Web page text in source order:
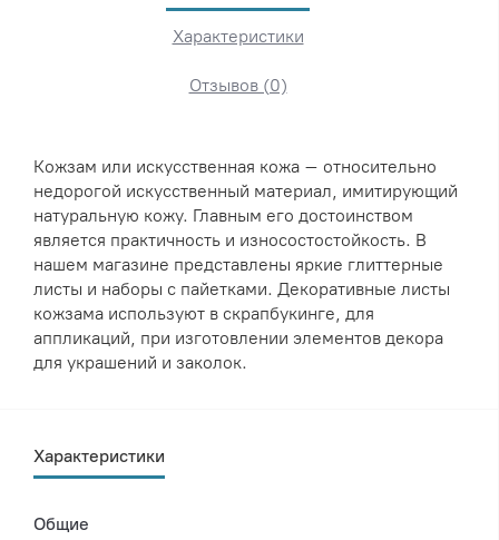
Характеристики
Отзывов (0)
Кожзам или искусственная кожа – относительно
недорогой искусственный материал, имитирующий
натуральную кожу. Главным его достоинством
является практичность и износостостойкость. В
нашем магазине представлены яркие глиттерные
листы и наборы с пайетками. Декоративные листы
кожзама используют в скрапбукинге, для
аппликаций, при изготовлении элементов декора
для украшений и заколок.
Характеристики
Общие